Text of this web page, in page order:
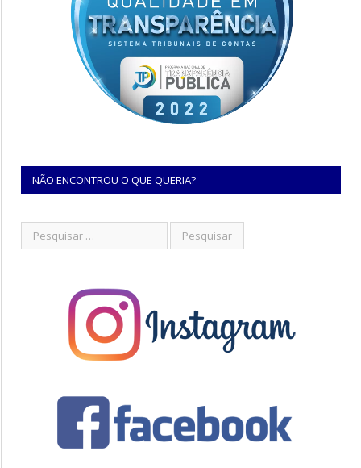
NÃO ENCONTROU O QUE QUERIA?